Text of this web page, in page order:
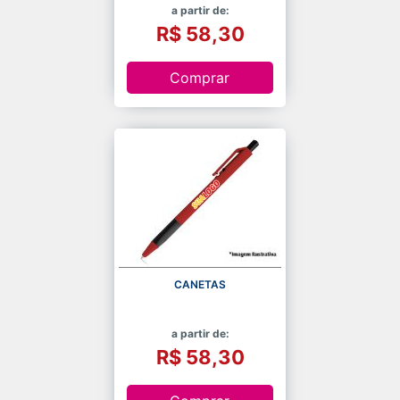
a partir de:
R$ 58,30
Comprar
CANETAS
a partir de:
R$ 58,30